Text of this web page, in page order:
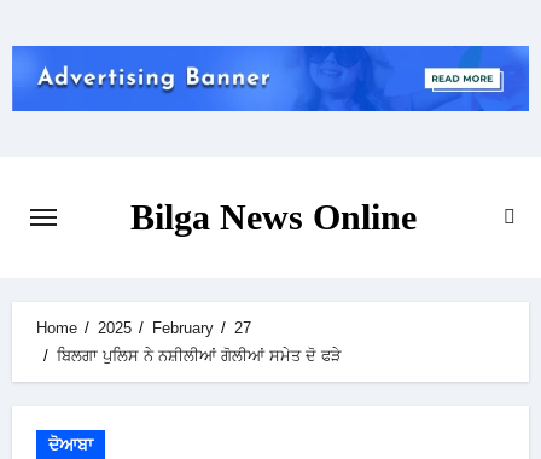
to
content
Bilga News Online
Home 2025 February
27
ਬਿਲਗਾ ਪੁਲਿਸ ਨੇ ਨਸ਼ੀਲੀਆਂ ਗੋਲੀਆਂ ਸਮੇਤ ਦੋ ਫੜੇ
ਦੋਆਬਾ